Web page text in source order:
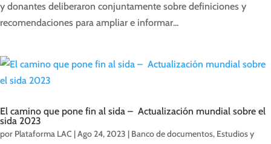
y donantes deliberaron conjuntamente sobre definiciones y
recomendaciones para ampliar e informar...
El camino que pone fin al sida – Actualización mundial sobre el
sida 2023
por Plataforma LAC |Ago 24, 2023 | Banco de documentos, Estudios y